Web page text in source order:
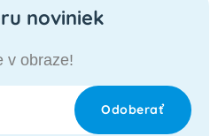
noviniek
v obraze!
Odoberať